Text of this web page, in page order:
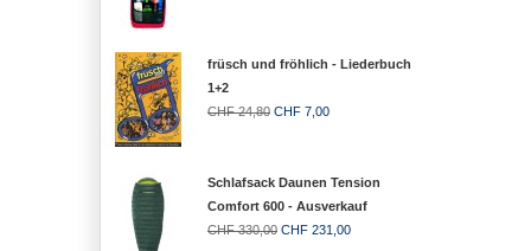
früsch und fröhlich - Liederbuch
1+2
CHF 24,80 CHF 7,00
Schlafsack Daunen Tension
Comfort 600 - Ausverkauf
CHF 330,00 CHF 231,00